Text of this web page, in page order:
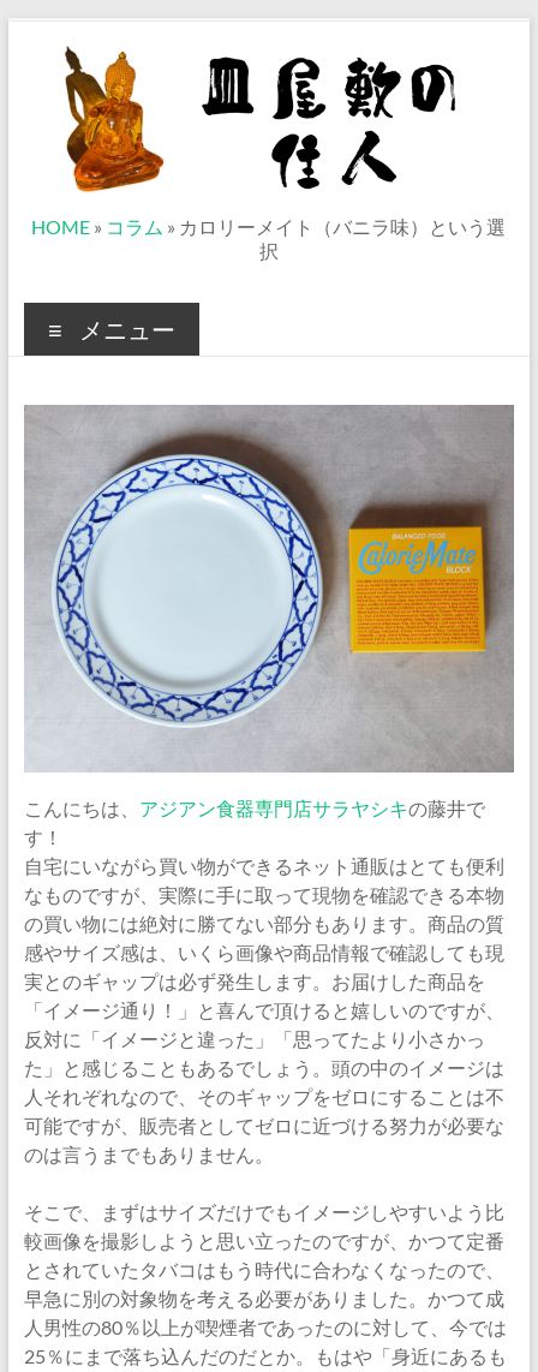
皿
敷
の
住
器・
ジ
ア
ン
食
器
の
通
販
サ
イ
ト
『サ
ラ
ヤ
シ
キ』
公
式
ブ
HOME » コラム » カロリーメイト（バニラ味）という選
択
メニュー
こんにちは、 アジアン食器専門店サラヤシキの藤井で
す！
自宅にいながら買い物ができるネット通販はとても便利
なものですが、実際に手に取って現物を確認できる本物
の買い物には絶対に勝てない部分もあります。商品の質
感やサイズ感は、いくら画像や商品情報で確認しても現
実とのギャップは必ず発生します。お届けした商品を
「イメージ通り！」と喜んで頂けると嬉しいのですが、
反対に「イメージと違った」「思ってたより小さかっ
た」と感じることもあるでしょう。頭の中のイメージは
人それぞれなので、そのギャップをゼロにすることは不
可能ですが、販売者としてゼロに近づける努力が必要な
のは言うまでもありません。
そこで、まずはサイズだけでもイメージしやすいよう比
較画像を撮影しようと思い立ったのですが、かつて定番
とされていたタバコはもう時代に合わなくなったので、
早急に別の対象物を考える必要がありました。かつて成
人男性の80％以上が喫煙者であったのに対して、今では
25％にまで落ち込んだのだとか。もはや「身近にあるも